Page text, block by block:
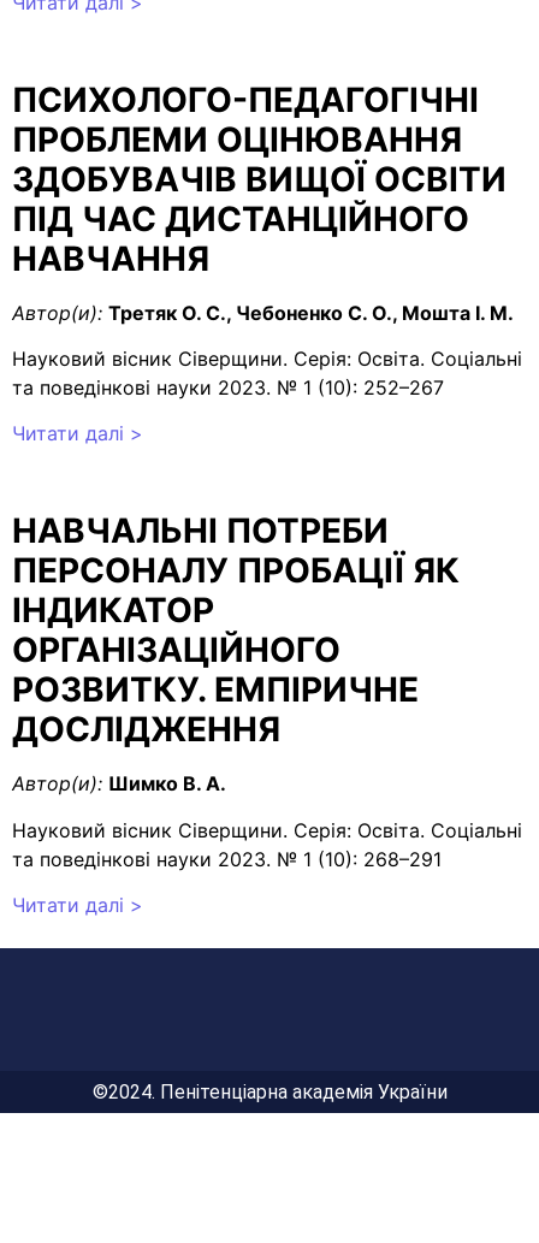
ПСИХОЛОГО-ПЕДАГОГІЧНІ
ПРОБЛЕМИ ОЦІНЮВАННЯ
ЗДОБУВАЧІВ ВИЩОЇ ОСВІТИ
ПІД ЧАС ДИСТАНЦІЙНОГО
НАВЧАННЯ
Автор(и): Третяк О. С., Чебоненко С. О., Мошта І. М.
Науковий вісник Сіверщини. Серія: Освіта. Соціальні
та поведінкові науки 2023. № 1 (10): 252–267
Читати далі >
НАВЧАЛЬНІ ПОТРЕБИ
ПЕРСОНАЛУ ПРОБАЦІЇ ЯК
ІНДИКАТОР
ОРГАНІЗАЦІЙНОГО
РОЗВИТКУ. ЕМПІРИЧНЕ
ДОСЛІДЖЕННЯ
Автор(и): Шимко В. А.
Науковий вісник Сіверщини. Серія: Освіта. Соціальні
та поведінкові науки 2023. № 1 (10): 268–291
Читати далі >
©2024. Пенітенціарна академія України